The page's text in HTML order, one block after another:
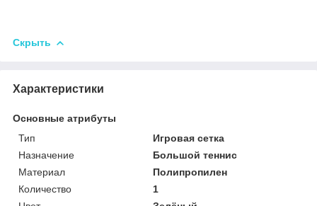
Скрыть
Характеристики
Основные атрибуты
Тип
Игровая сетка
Назначение
Большой теннис
Материал
Полипропилен
Количество
1